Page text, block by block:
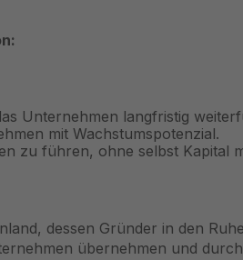
Unternehmen langfristig
mit Wachstumspotenzial.
zu führen, ohne selbst Kapital
dessen Gründer in den
übernehmen und